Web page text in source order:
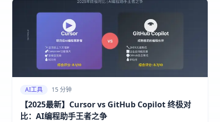
AI工具 15 分钟
【2025最新】Cursor vs GitHub Copilot 终极对
比：AI编程助手王者之争